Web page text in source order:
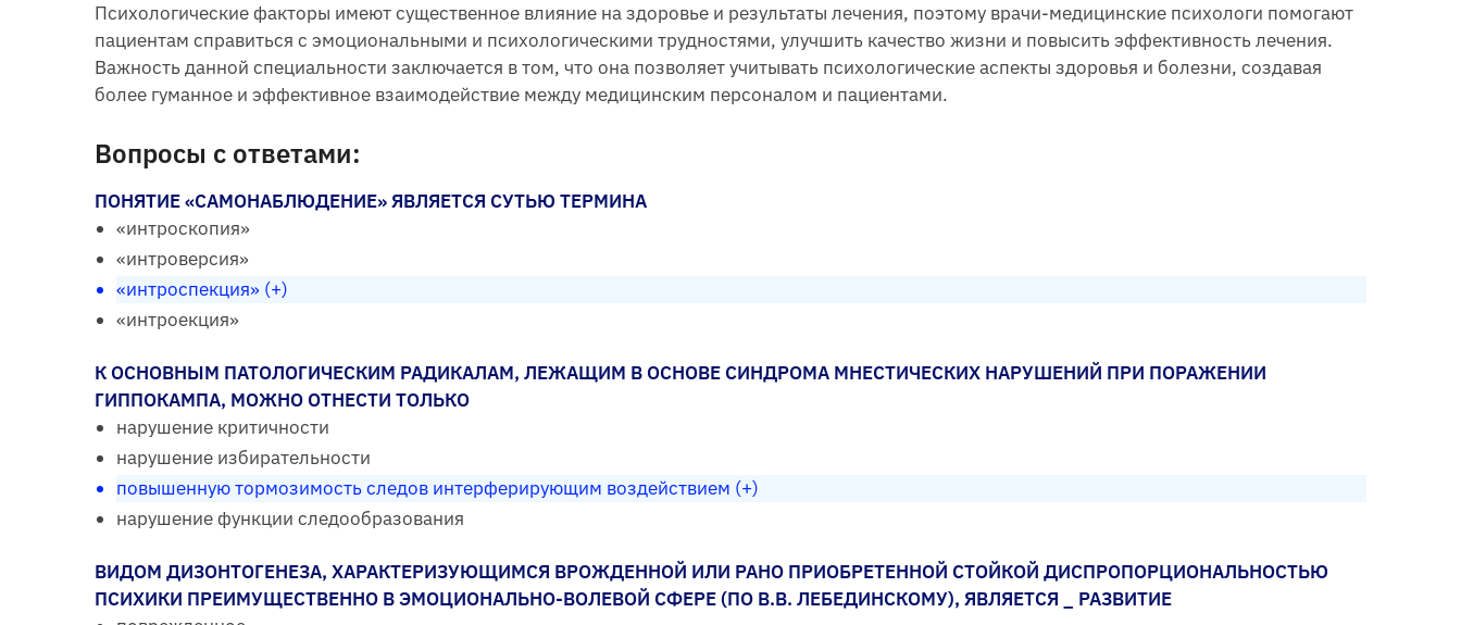
Психологические факторы имеют существенное влияние на здоровье и результаты лечения, поэтому врачи-медицинские психологи помогают
пациентам справиться с эмоциональными и психологическими трудностями, улучшить качество жизни и повысить эффективность лечения.
Важность данной специальности заключается в том, что она позволяет учитывать психологические аспекты здоровья и болезни, создавая
более гуманное и эффективное взаимодействие между медицинским персоналом и пациентами.
Вопросы с ответами:
ПОНЯТИЕ «САМОНАБЛЮДЕНИЕ» ЯВЛЯЕТСЯ СУТЬЮ ТЕРМИНА
«интроскопия»
«интроверсия»
«интроспекция» (+)
«интроекция»
К ОСНОВНЫМ ПАТОЛОГИЧЕСКИМ РАДИКАЛАМ, ЛЕЖАЩИМ В ОСНОВЕ СИНДРОМА МНЕСТИЧЕСКИХ НАРУШЕНИЙ ПРИ ПОРАЖЕНИИ
ГИППОКАМПА, МОЖНО ОТНЕСТИ ТОЛЬКО
нарушение критичности
нарушение избирательности
повышенную тормозимость следов интерферирующим воздействием (+)
нарушение функции следообразования
ВИДОМ ДИЗОНТОГЕНЕЗА, ХАРАКТЕРИЗУЮЩИМСЯ ВРОЖДЕННОЙ ИЛИ РАНО ПРИОБРЕТЕННОЙ СТОЙКОЙ ДИСПРОПОРЦИОНАЛЬНОСТЬЮ
ПСИХИКИ ПРЕИМУЩЕСТВЕННО В ЭМОЦИОНАЛЬНО-ВОЛЕВОЙ СФЕРЕ (ПО В.В. ЛЕБЕДИНСКОМУ), ЯВЛЯЕТСЯ _ РАЗВИТИЕ